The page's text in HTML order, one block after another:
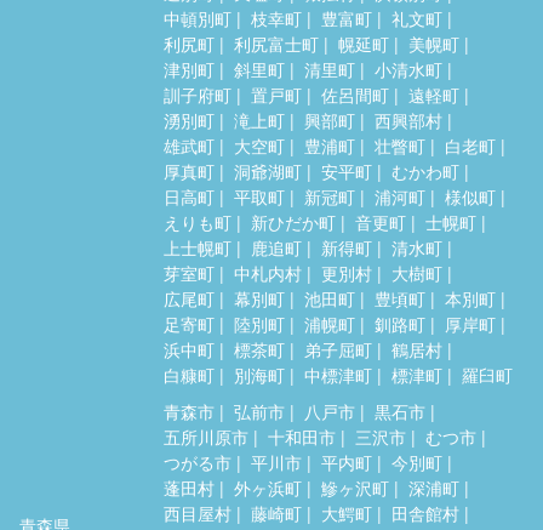
中頓別町
枝幸町 豊富町
礼文町
利尻町
利尻富士町 幌延町
美幌町
津別町
斜里町 清里町
小清水町
訓子府町
置戸町 佐呂間町
遠軽町
湧別町
滝上町 興部町
西興部村
雄武町
大空町 豊浦町 壮瞥町
白老町
厚真町
洞爺湖町 安平町
むかわ町
日高町
平取町 新冠町 浦河町
様似町
えりも町
新ひだか町 音更町
士幌町
上士幌町
鹿追町 新得町
清水町
芽室町
中札内村 更別村
大樹町
広尾町
幕別町 池田町 豊頃町
本別町
足寄町
陸別町 浦幌町 釧路町
厚岸町
浜中町
標茶町 弟子屈町
鶴居村
白糠町
別海町 中標津町 標津町 羅臼町
青森県
青森市 弘前市 八戸市
黒石市
五所川原市
十和田市 三沢市
むつ市
つがる市
平川市 平内町
今別町
蓬田村
外ヶ浜町 鰺ヶ沢町
深浦町
西目屋村
藤崎町 大鰐町
田舎館村